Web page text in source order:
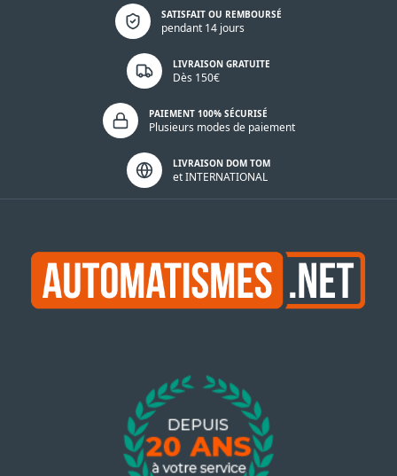
SATISFAIT OU REMBOURSÉ
pendant 14 jours
Politique de confidentialité
LIVRAISON GRATUITE
Dès 150€
PAIEMENT 100% SÉCURISÉ
Plusieurs modes de paiement
LIVRAISON DOM TOM
et INTERNATIONAL